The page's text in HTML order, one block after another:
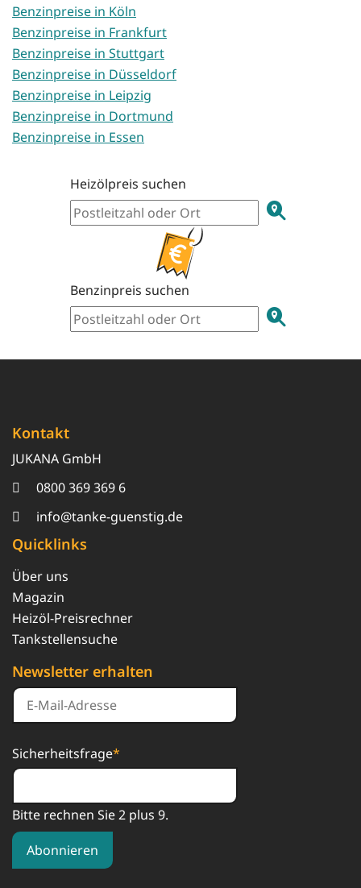
Benzinpreise in Köln
Benzinpreise in Frankfurt
Benzinpreise in Stuttgart
Benzinpreise in Düsseldorf
Benzinpreise in Leipzig
Benzinpreise in Dortmund
Benzinpreise in Essen
Heizölpreis suchen
Benzinpreis suchen
Kontakt
JUKANA GmbH
0800 369 369 6
info@tanke-guenstig.de
Quicklinks
Über uns
Magazin
Heizöl-Preisrechner
Tankstellensuche
Newsletter erhalten
Sicherheitsfrage*
Bitte rechnen Sie 2 plus 9.
Abonnieren